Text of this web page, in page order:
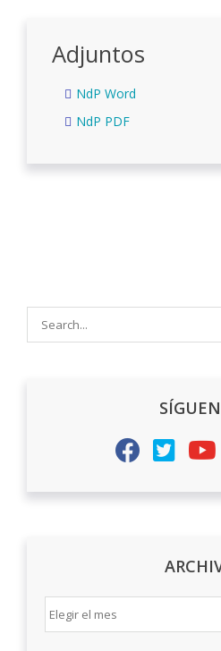
Adjuntos
NdP Word
NdP PDF
ARCHIVO